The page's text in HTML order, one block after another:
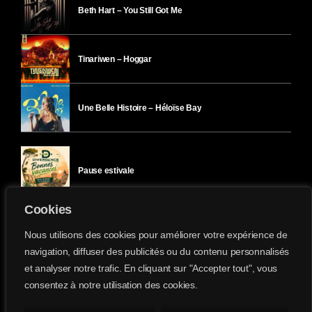
Cookies
Nous utilisons des cookies pour améliorer votre expérience de
navigation, diffuser des publicités ou du contenu personnalisés
et analyser notre trafic. En cliquant sur "Accepter tout", vous
consentez à notre utilisation des cookies.
Beth Hart – You Still Got Me
Tinariwen – Hoggar
Une Belle Histoire – Héloïse Bay
Pause estivale
Ici l’Ombre – mardi 28 juillet